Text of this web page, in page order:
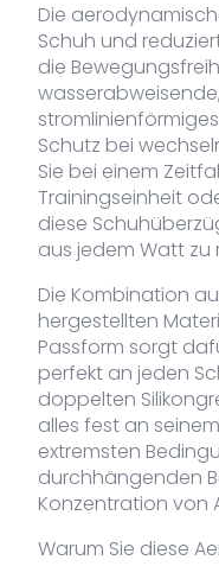
Die
Schuh und
die
Schutz bei
Sie bei einem
Trainingseinheit
diese
aus jedem Watt zu
Die Kombination
hergestellten
Passform sorgt
perfekt an jeden
doppelten
alles fest an
extremsten
durchhängenden
Konzentration von
Warum Sie diese
VDLSO-
weiß
VDLSO-
788-
XL/XXL
weiß